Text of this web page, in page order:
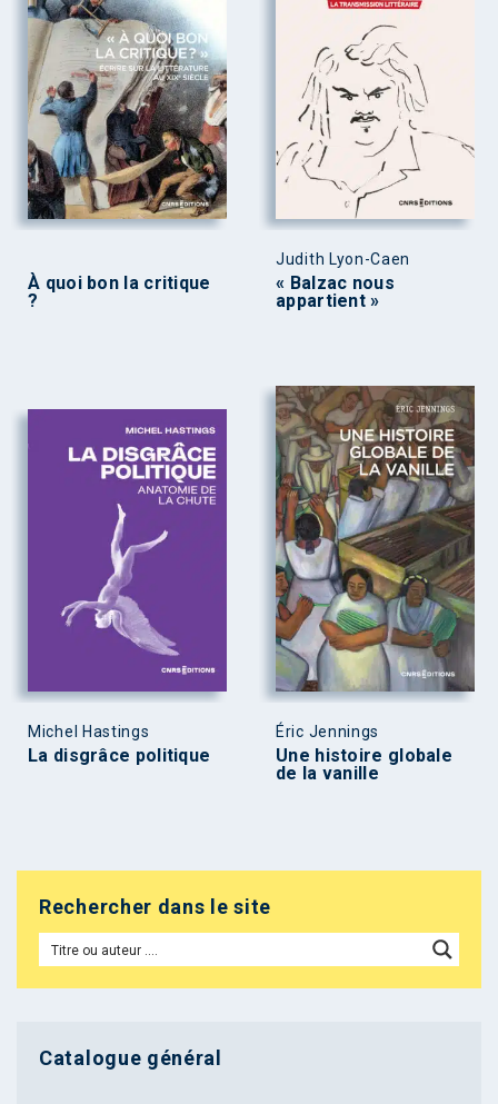
À quoi bon la critique
?
Judith Lyon-Caen
« Balzac nous
appartient »
Michel Hastings
La disgrâce politique
Éric Jennings
Une histoire globale
de la vanille
Rechercher dans le site
Catalogue général